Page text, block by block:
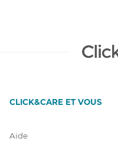
CLICK&CARE ET VOUS
Aide